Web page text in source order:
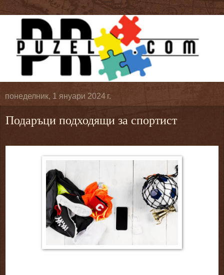
понеделник, 1 януари 2024 г.
Подаръци подходящи за спортист